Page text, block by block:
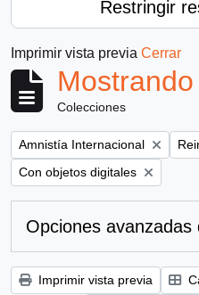
Restringir
Imprimir vista previa Cerrar
Colecciones
Remove filter:
Amnistía Internacional
Remove filter:
Con objetos digitales
Opciones avanzadas
Imprimir vista previa